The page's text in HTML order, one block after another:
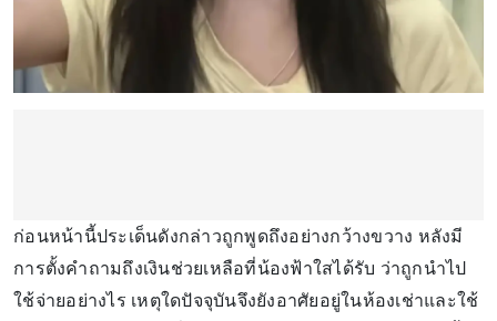
ก่อนหน้านี้ประเด็นดังกล่าวถูกพูดถึงอย่างกว้างขวาง หลังมี
การตั้งคำถามถึงเงินช่วยเหลือที่น้องฟ้าใสได้รับ ว่าถูกนำไป
ใช้จ่ายอย่างไร เหตุใดปัจจุบันจึงยังอาศัยอยู่ในห้องเช่าและใช้